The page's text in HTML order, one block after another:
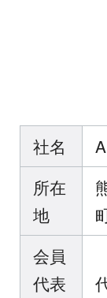
社名
所在
地
会員
代表